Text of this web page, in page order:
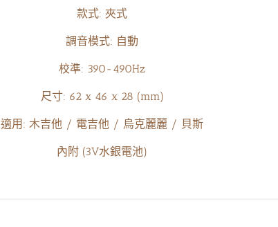
款式: 夾式
調音模式: 自動
校準: 390-490Hz
尺寸: 62 x 46 x 28 (mm)
適用: 木吉他 / 電吉他 / 烏克麗麗 / 貝斯
內附 (3V水銀電池)
徽你莫屬
琴👏👏👏